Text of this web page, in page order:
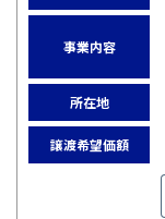
事業内容
所在地
譲渡希望価額